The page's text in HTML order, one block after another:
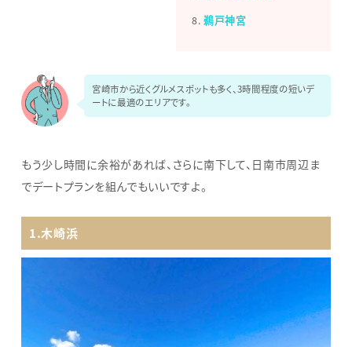
鵜戸神宮
宮崎市から近くグルメスポットも多く、3時間程度の短いデ
ートに最適のエリアです。
もう少し時間に余裕があれば、さらに南下して、日南市周辺ま
でデートプランを組んでもいいですよ。
1.木崎浜